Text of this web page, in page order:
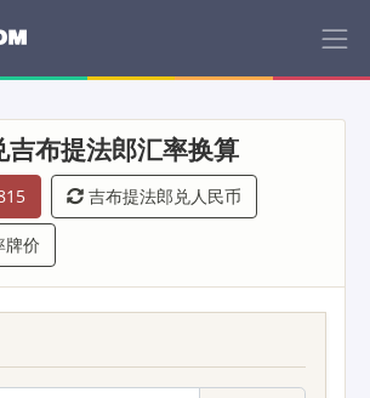
吉布提法郎汇率换算
吉布提法郎兑人民币
牌价